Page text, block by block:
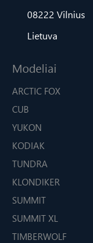
08222 Vilnius
Lietuva
Modeliai
ARCTIC FOX
CUB
YUKON
KODIAK
TUNDRA
KLONDIKER
SUMMIT
SUMMIT XL
TIMBERWOLF